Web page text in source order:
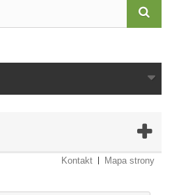
Kontakt Mapa strony